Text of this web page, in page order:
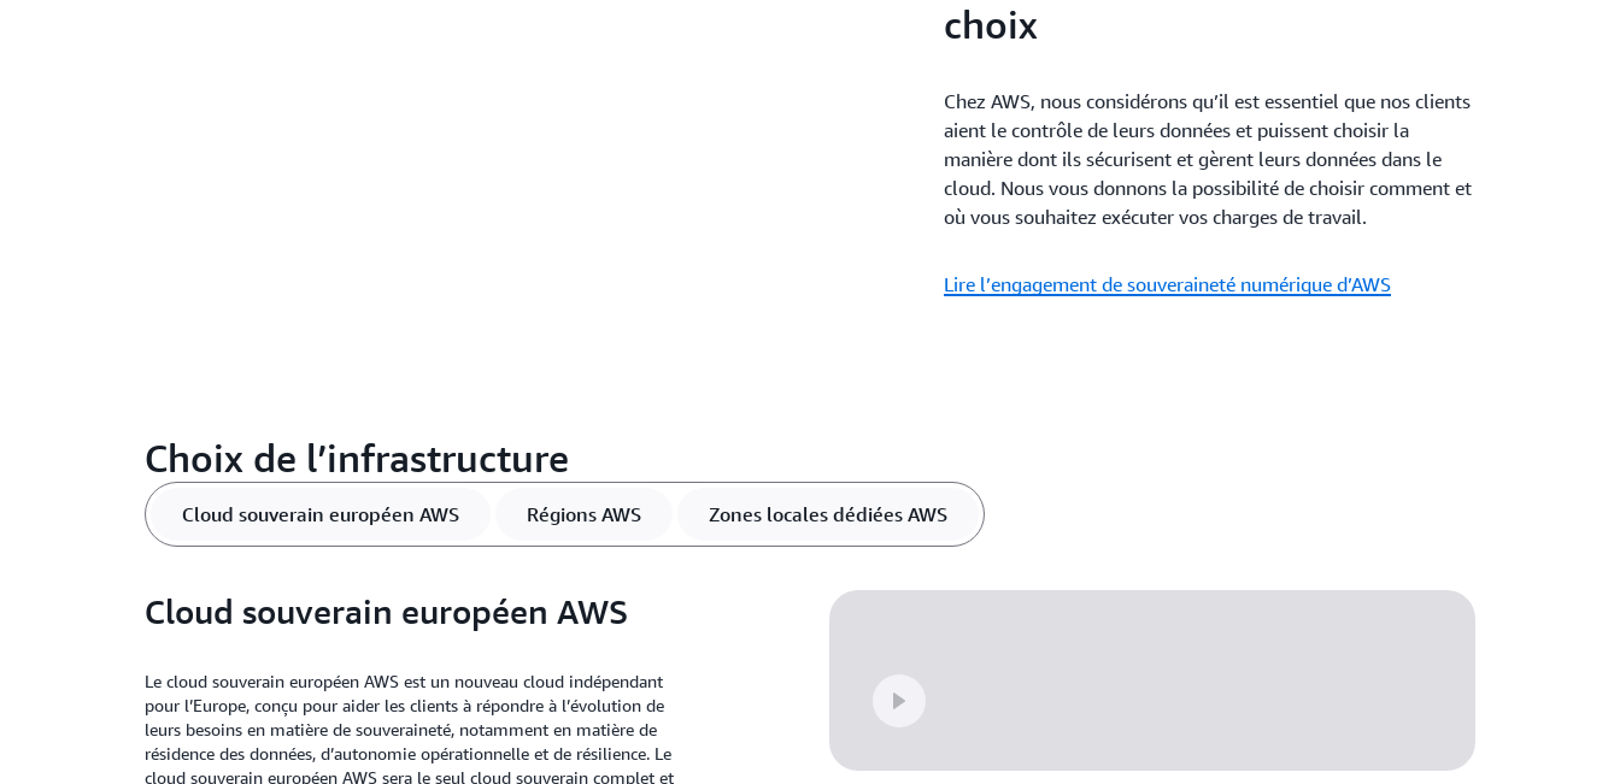
choix
Chez AWS, nous considérons qu’il est essentiel que nos clients
aient le contrôle de leurs données et puissent choisir la
manière dont ils sécurisent et gèrent leurs données dans le
cloud. Nous vous donnons la possibilité de choisir comment et
où vous souhaitez exécuter vos charges de travail.
Lire l’engagement de souveraineté numérique d’AWS
Choix de l’infrastructure
Cloud souverain européen AWS Régions AWS Zones locales dédiées AWS
Cloud souverain européen AWS
Le cloud souverain européen AWS est un nouveau cloud indépendant
pour l’Europe, conçu pour aider les clients à répondre à l’évolution de
leurs besoins en matière de souveraineté, notamment en matière de
résidence des données, d’autonomie opérationnelle et de résilience. Le
cloud souverain européen AWS sera le seul cloud souverain complet et